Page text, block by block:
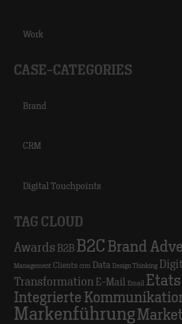
Work
CASE-CATEGORIES
Brand
CRM
Digital Touchpoints
TAG CLOUD
Awards B2B B2C Brand
Management Clients crm Data Design Thinking
Transformation E-Mail Email Etats
Integrierte
Markenführung